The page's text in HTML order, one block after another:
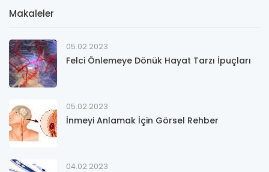
Makaleler
05.02.2023
Felci Önlemeye Dönük Hayat Tarzı İpuçları
05.02.2023
İnmeyi Anlamak İçin Görsel Rehber
04.02.2023